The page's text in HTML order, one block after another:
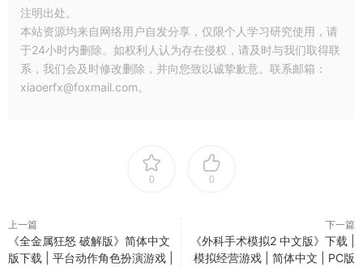
注明出处。
本站资源均来自网络用户自发分享，仅限个人学习研究使用，请
于24小时内删除。如权利人认为存在侵权，请及时与我们取得联
系，我们会及时修改删除，并向您致以诚挚歉意。联系邮箱：
xiaoerfx@foxmail.com。
0 0
上一篇
《全金属狂怒 破解版》简体中文
版下载 | 平台动作角色扮演游戏 |
下一篇
《外科手术模拟2 中文版》下载 |
模拟经营游戏 | 简体中文 | PC版